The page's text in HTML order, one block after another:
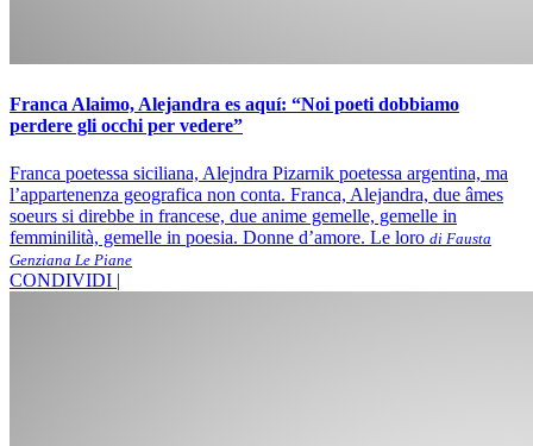
Franca Alaimo, Alejandra es aquí: “Noi poeti dobbiamo
perdere gli occhi per vedere”
Franca poetessa siciliana, Alejndra Pizarnik poetessa argentina, ma
l’appartenenza geografica non conta. Franca, Alejandra, due âmes
soeurs si direbbe in francese, due anime gemelle, gemelle in
femminilità, gemelle in poesia. Donne d’amore. Le loro di Fausta
Genziana Le Piane
CONDIVIDI |